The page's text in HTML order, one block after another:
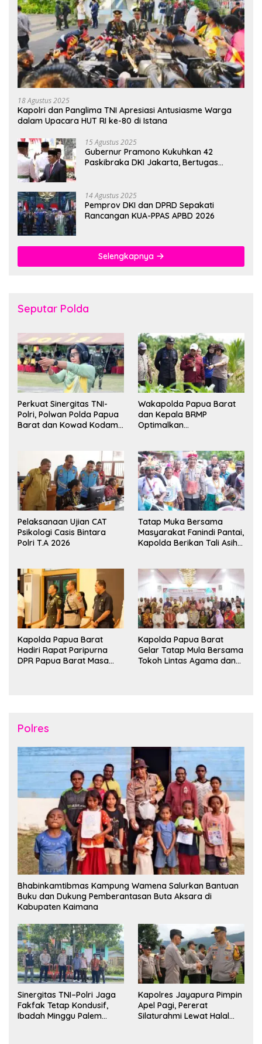
18 Agustus 2025
Kapolri dan Panglima TNI Apresiasi Antusiasme Warga
dalam Upacara HUT RI ke-80 di Istana
15 Agustus 2025
Gubernur Pramono Kukuhkan 42
Paskibraka DKI Jakarta, Bertugas
14 Agustus 2025
Pemprov DKI dan DPRD Sepakati
Rancangan KUA-PPAS APBD 2026
Selengkapnya
Seputar Polda
Perkuat Sinergitas TNI-
Polri, Polwan Polda Papua
Barat dan Kowad Kodam
Persahabatan
Wakapolda Papua Barat
dan Kepala BRMP
Optimalkan
Pangan Papua Barat
Pelaksanaan Ujian CAT
Psikologi Casis Bintara
Polri T.A 2026
Tatap Muka Bersama
Masyarakat Fanindi Pantai,
Kapolda Berikan Tali Asih
Kapolda Papua Barat
Hadiri Rapat Paripurna
DPR Papua Barat Masa
Kapolda Papua Barat
Gelar Tatap Mula Bersama
Tokoh Lintas Agama dan
Polres
Bhabinkamtibmas Kampung Wamena Salurkan Bantuan
Buku dan Dukung Pemberantasan Buta Aksara di
Kabupaten Kaimana
Sinergitas TNI–Polri Jaga
Fakfak Tetap Kondusif,
Ibadah Minggu Palem
Kapolres Jayapura Pimpin
Apel Pagi, Pererat
Silaturahmi Lewat Halal